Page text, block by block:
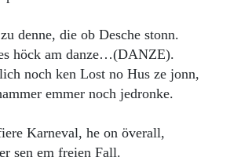
denne, die ob Desche stonn.
höck am danze…(DANZE).
noch ken Lost no Hus ze jonn,
emmer noch jedronke.
Karneval, he on överall,
sen em freien Fall.